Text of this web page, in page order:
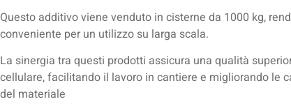
Questo additivo viene venduto in cisterne da 1000 kg,
conveniente per un utilizzo su larga scala.
La sinergia tra questi prodotti assicura una qualità
cellulare, facilitando il lavoro in cantiere e migliorando le
del materiale